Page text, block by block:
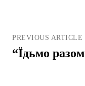
PREVIOUS ARTICLE
“Їдьмо